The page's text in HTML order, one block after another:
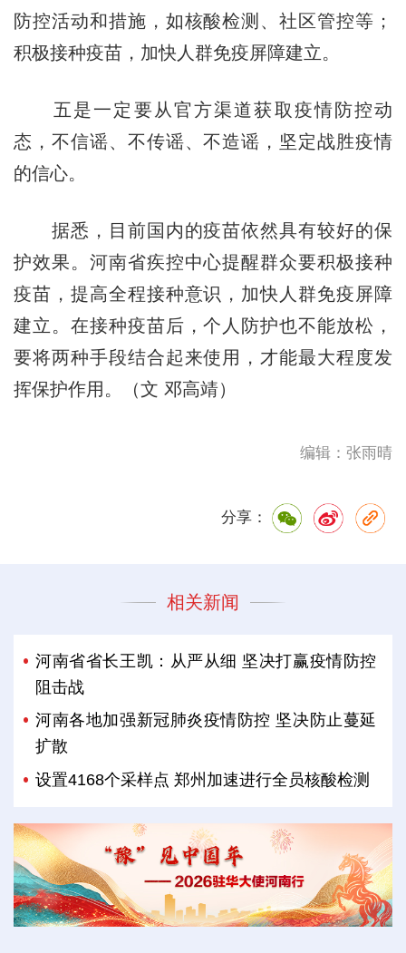
防控活动和措施，如核酸检测、社区管控等；
积极接种疫苗，加快人群免疫屏障建立。
五是一定要从官方渠道获取疫情防控动
态，不信谣、不传谣、不造谣，坚定战胜疫情
的信心。
据悉，目前国内的疫苗依然具有较好的保
护效果。河南省疾控中心提醒群众要积极接种
疫苗，提高全程接种意识，加快人群免疫屏障
建立。在接种疫苗后，个人防护也不能放松，
要将两种手段结合起来使用，才能最大程度发
挥保护作用。（文 邓高靖）
编辑：张雨晴
分享：
相关新闻
河南省省长王凯：从严从细 坚决打赢疫情防控
阻击战
河南各地加强新冠肺炎疫情防控 坚决防止蔓延
扩散
设置4168个采样点 郑州加速进行全员核酸检测